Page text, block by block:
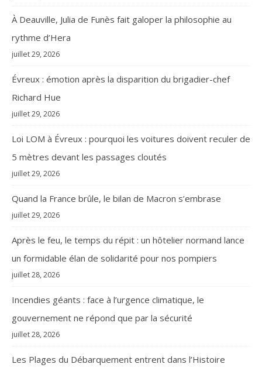
À Deauville, Julia de Funès fait galoper la philosophie au
rythme d’Hera
juillet 29, 2026
Évreux : émotion après la disparition du brigadier-chef
Richard Hue
juillet 29, 2026
Loi LOM à Évreux : pourquoi les voitures doivent reculer de
5 mètres devant les passages cloutés
juillet 29, 2026
Quand la France brûle, le bilan de Macron s’embrase
juillet 29, 2026
Après le feu, le temps du répit : un hôtelier normand lance
un formidable élan de solidarité pour nos pompiers
juillet 28, 2026
Incendies géants : face à l’urgence climatique, le
gouvernement ne répond que par la sécurité
juillet 28, 2026
Les Plages du Débarquement entrent dans l’Histoire